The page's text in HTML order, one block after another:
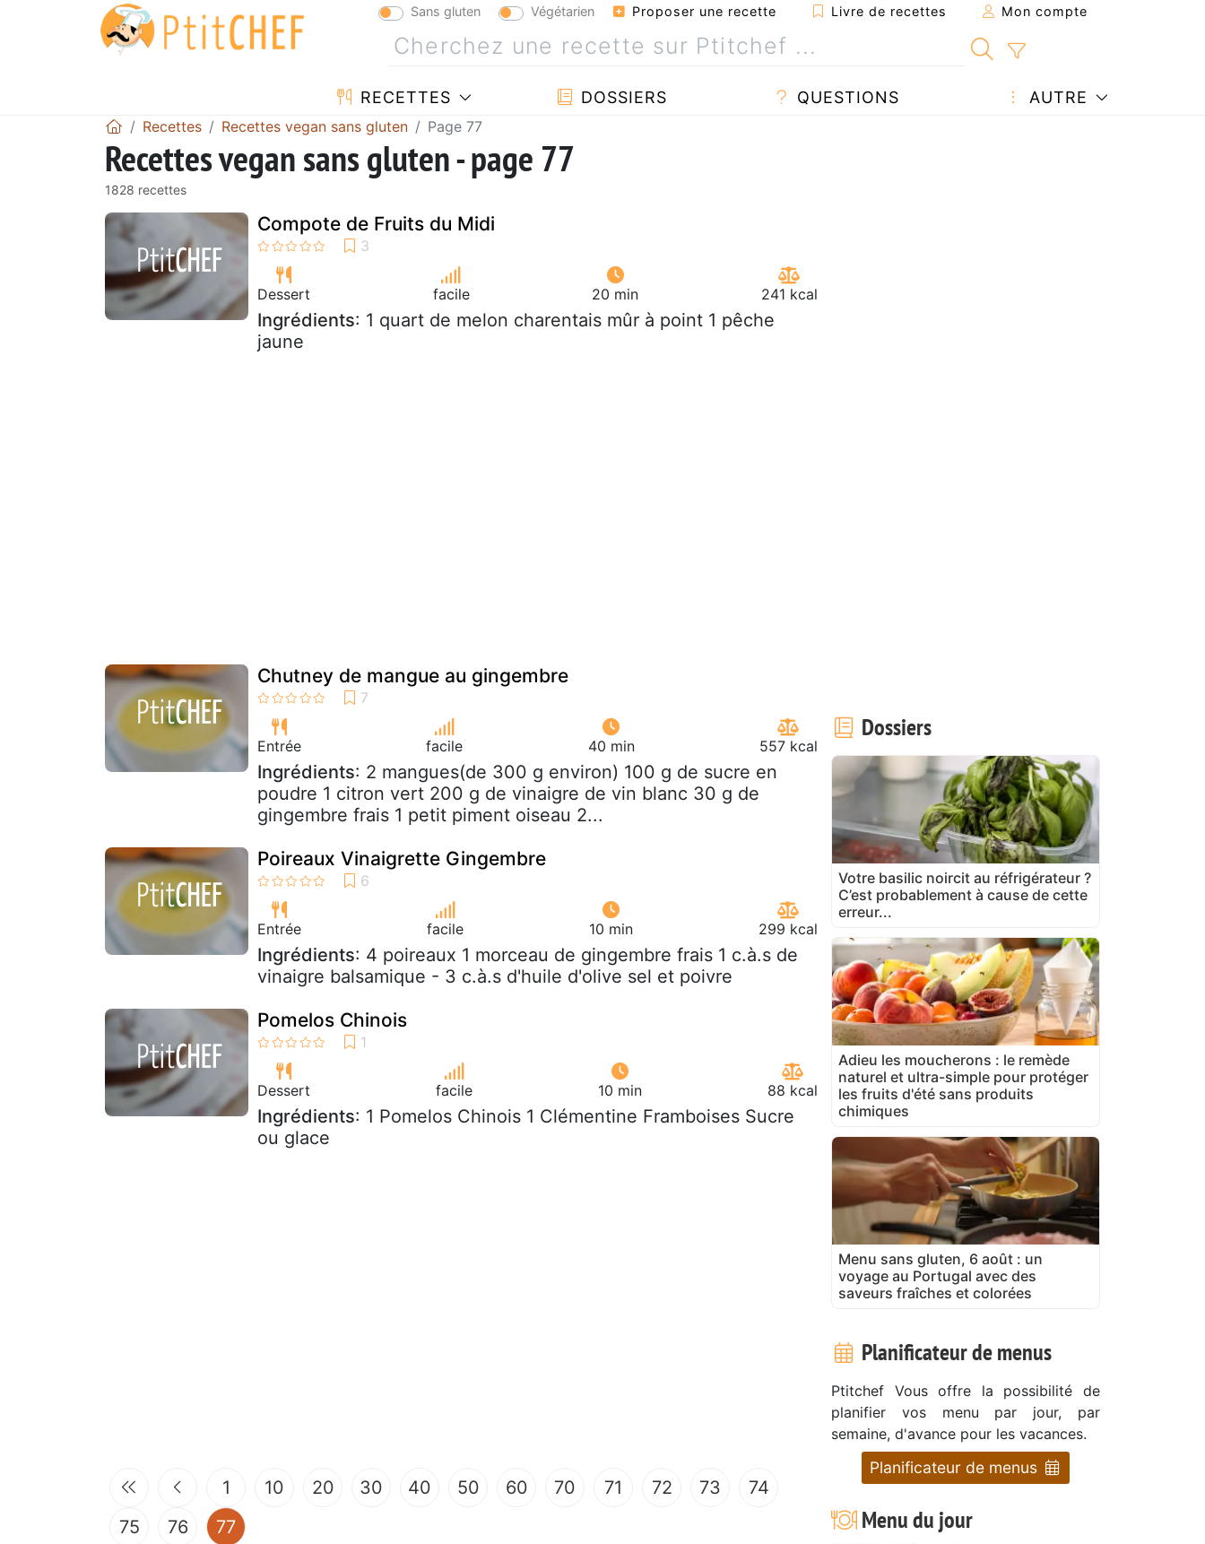
Sans gluten Végétarien Proposer une recette Livre de recettes Mon compte
RECETTES DOSSIERS QUESTIONS AUTRE
Recettes Recettes vegan sans gluten Page 77
Recettes vegan sans gluten - page 77
1828 recettes
Compote de Fruits du Midi
Dessert facile 20 min 241 kcal
Ingrédients: 1 quart de melon charentais mûr à point 1 pêche
jaune
Chutney de mangue au gingembre
Entrée facile 40 min 557 kcal
Ingrédients: 2 mangues(de 300 g environ) 100 g de sucre en
poudre 1 citron vert 200 g de vinaigre de vin blanc 30 g de
gingembre frais 1 petit piment oiseau 2...
Poireaux Vinaigrette Gingembre
Entrée facile 10 min 299 kcal
Ingrédients: 4 poireaux 1 morceau de gingembre frais 1 c.à.s de
vinaigre balsamique - 3 c.à.s d'huile d'olive sel et poivre
Pomelos Chinois
Dessert facile 10 min 88 kcal
Ingrédients: 1 Pomelos Chinois 1 Clémentine Framboises Sucre
ou glace
1 10 20 30 40 50 60 70 71 72 73
74
75
76 77(current)
Dossiers
Votre basilic noircit au réfrigérateur ?
C’est probablement à cause de cette
erreur...
Adieu les moucherons : le remède
naturel et ultra-simple pour protéger
les fruits d'été sans produits
chimiques
Menu sans gluten, 6 août : un
voyage au Portugal avec des
saveurs fraîches et colorées
Planificateur de menus
Ptitchef Vous offre la possibilité de
planifier vos menu par jour, par
semaine, d'avance pour les vacances.
Planificateur de menus
Menu du jour